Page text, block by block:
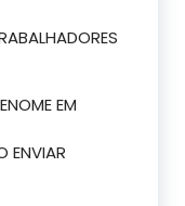
EM
ENVIAR